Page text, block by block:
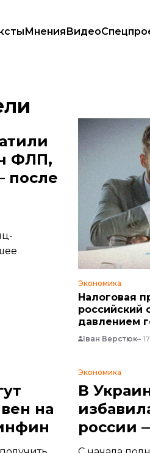
МненияВидео
ФЛП,
после
Экономика
Налоговая
российский
давлением
Іван Верстюк
на
Экономика
В
россии